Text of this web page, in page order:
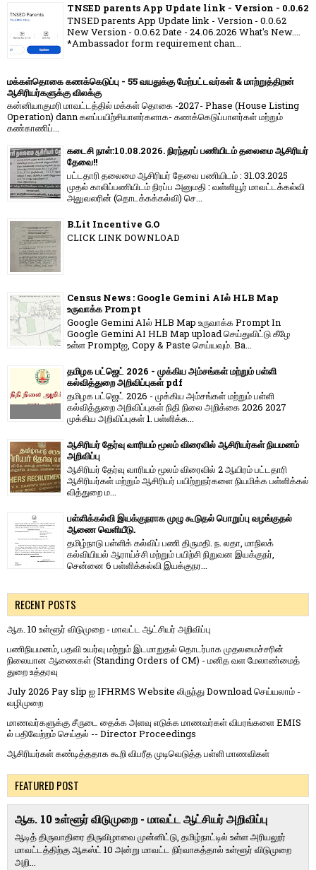
TNSED parents App Update link - Version - 0.0.62
TNSED parents App Update link - Version - 0.0.62
New Version - 0.0.62 Date - 24.06.2026 What's New....
*Ambassador form requirement chan...
மக்கள்தொகை கணக்கெடுப்பு - 55 வயதுக்கு மேற்பட்டவர்கள் & மாற்றுத்திறன்
ஆசிரியர்களுக்கு விலக்கு
கன்னியாகுமரி மாவட்டத்தில் மக்கள் தொகை -2027- Phase (House Listing
Operation) dann களப்பயிற்சியாளர்களாக- கணக்கெடுப்பாளர்கள் மற்றும்
கண்காணிப்...
கடைசி நாள்:10.08.2026. நிரந்தரப் பணியிடம் தலைமை ஆசிரியர்
தேவை!!
பட்டதாரி தலைமை ஆசிரியர் தேவை பணியிடம் : 31.03.2025
முதல் காலிப்பணியிடம் நிரப்ப அனுமதி : வள்ளியூர் மாவட்டக்கல்வி
அலுவலரின் (தொடக்கக்கல்வி) செ...
B.Lit Incentive G.O
CLICK LINK DOWNLOAD
Census News : Google Gemini AIல் HLB Map
உருவாக்க Prompt
Google Gemini AIல் HLB Map உருவாக்க Prompt In
Google Gemini AI HLB Map upload செய்துவிட்டு கீழே
உள்ள Promptஐ, Copy & Paste செய்யவும். Ba...
தமிழக பட்ஜெட் 2026 - முக்கிய அம்சங்கள் மற்றும் பள்ளி
கல்வித்துறை அறிவிப்புகள் pdf
தமிழக பட்ஜெட் 2026 - முக்கிய அம்சங்கள் மற்றும் பள்ளி
கல்வித்துறை அறிவிப்புகள் நிதி நிலை அறிக்கை 2026 2027
முக்கிய அறிவிப்புகள் 1. பள்ளிக்க...
ஆசிரியர் தேர்வு வாரியம் மூலம் விரைவில் ஆசிரியர்கள் நியமனம்
அறிவிப்பு
ஆசிரியர் தேர்வு வாரி​யம் மூலம் விரை​வில் 2 ஆயிரம் பட்​ட​தாரி
ஆசிரியர்​கள் மற்​றும் ஆசிரியர் பயிற்றுநர்​களை நியமிக்க பள்​ளிக்​கல்​
வித்​துறை ம...
பள்ளிக்கல்வி இயக்குநராக முழு கூடுதல் பொறுப்பு வழங்குதல்
ஆணை வெளியீடு.
தமிழ்நாடு பள்ளிக் கல்விப் பணி திருமதி. ந. லதா, மாநிலக்
கல்வியியல் ஆராய்ச்சி மற்றும் பயிற்சி நிறுவன இயக்குநர்,
சென்னை 6 பள்ளிக்கல்வி இயக்குநர...
RECENT POSTS
ஆக. 10 உள்ளூர் விடுமுறை - மாவட்ட ஆட்சியர் அறிவிப்பு
பணிநியமனம், பதவி உயர்வு மற்றும் இடமாறுதல் தொடர்பாக முதலமைச்சரின்
நிலையான ஆணைகள் (Standing Orders of CM) - மனித வள மேலாண்மைத்
துறை உத்தரவு
July 2026 Pay slip ஐ IFHRMS Website லிருந்து Download செய்யலாம் -
வழிமுறை
மாணவர்களுக்கு சீருடை தைக்க அளவு எடுக்க மாணவர்கள் விபரங்களை EMIS
ல் பதிவேற்றம் செய்தல் -- Director Proceedings
ஆசிரியர்கள் கண்டித்ததாக கூறி விபரீத முடிவெடுத்த பள்ளி மாணவிகள்
FEATURED POST
ஆக. 10 உள்ளூர் விடுமுறை - மாவட்ட ஆட்சியர் அறிவிப்பு
ஆடித் திருவாதிரை திருவிழாவை முன்னிட்டு, தமிழ்நாட்டில் உள்ள அரியலூர்
மாவட்டத்திற்கு ஆகஸ்ட் 10 அன்று மாவட்ட நிர்வாகத்தால் உள்ளூர் விடுமுறை
அறி...